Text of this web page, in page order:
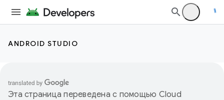
ANDROID STUDIO
Эта страница переведена с помощью Cloud